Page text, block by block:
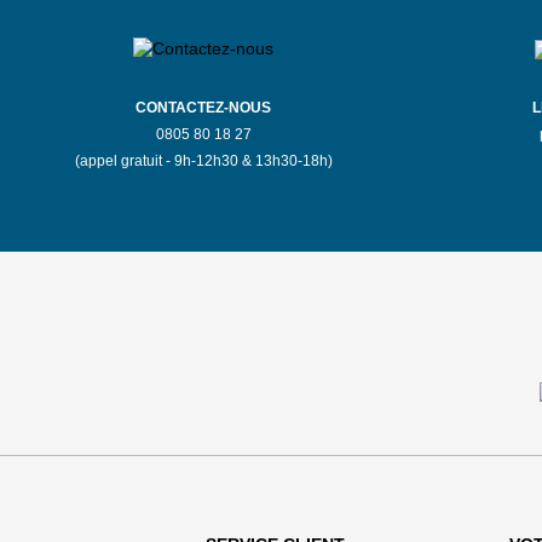
S'Y
CONTACTEZ-NOUS
0805 80 18 27
(appel gratuit - 9h-12h30 & 13h30-18h)